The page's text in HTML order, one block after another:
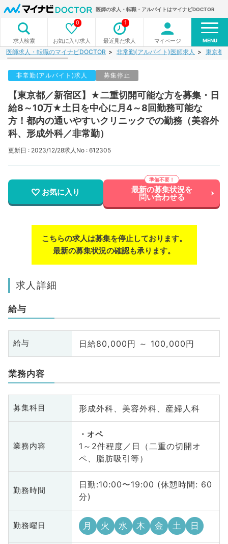
医師の求人・転職・アルバイトはマイナビDOCTOR
求人検索 お気に入り求人
0
最近見た求人
1
マイページ MENU
医師求人・転職のマイナビDOCTOR 非常勤(アルバイト)医師求人 東京都
非常勤(アルバイト)求人 募集停止
【東京都／新宿区】★二重切開可能な方を募集・日
給8～10万★土日を中心に月4～8回勤務可能な
方！都内の通いやすいクリニックでの勤務（美容外
科、形成外科／非常勤）
更新日 : 2023/12/28求人No : 612305
お気に入り 最新の募集状況を
問い合わせる
こちらの求人は募集を停止しております。
最新の募集状況の確認も承ります。
求人詳細
給与
給与 日給80,000円 ～ 100,000円
業務内容
募集科目 形成外科、美容外科、産婦人科
業務内容
オペ
1～2件程度／日（二重の切開オ
ペ、脂肪吸引等）
勤務時間
日勤:10:00〜19:00 (休憩時間: 60
分)
勤務曜日 月 火 水 木 金 土 日